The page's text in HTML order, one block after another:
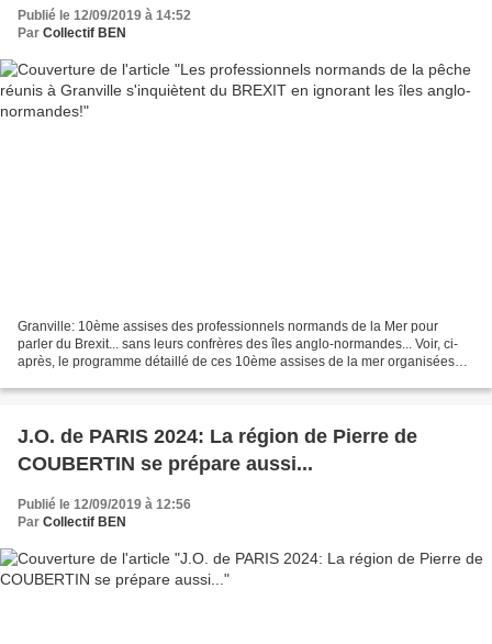
Publié le 12/09/2019 à 14:52
Par Collectif BEN
Granville: 10ème assises des professionnels normands de la Mer pour
parler du Brexit... sans leurs confrères des îles anglo-normandes... Voir, ci-
après, le programme détaillé de ces 10ème assises de la mer organisées
J.O. de PARIS 2024: La région de Pierre de
COUBERTIN se prépare aussi...
Publié le 12/09/2019 à 12:56
Par Collectif BEN